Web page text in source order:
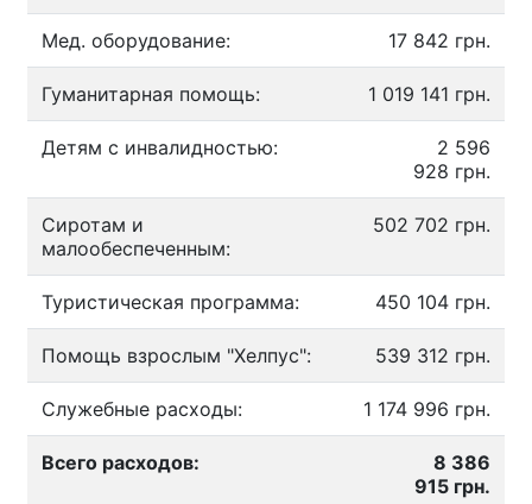
Мед. оборудование: 17 842 грн.
Гуманитарная помощь: 1 019 141 грн.
Детям с инвалидностью:
2 596
928 грн.
Сиротам и
малообеспеченным:
502 702 грн.
Туристическая программа: 450 104 грн.
Помощь взрослым "Хелпус": 539 312 грн.
Служебные расходы: 1 174 996 грн.
Всего расходов:
8 386
915 грн.